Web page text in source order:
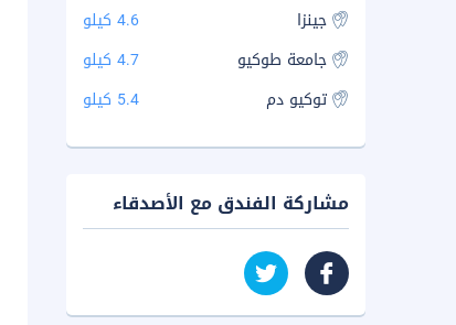
جينزا
4.6 كيلو
جامعة طوكيو
4.7 كيلو
توکیو دم
5.4 كيلو
مشاركة الفندق مع الأصدقاء